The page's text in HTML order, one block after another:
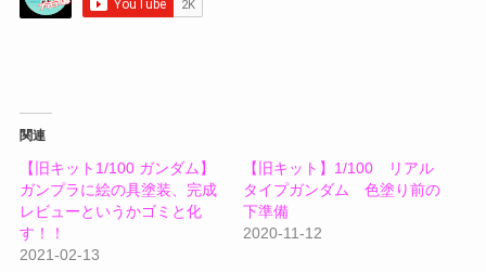
関連
【旧キット1/100 ガンダム】
ガンプラに絵の具塗装、完成
レビューというかゴミと化
す！！
2021-02-13
【旧キット】1/100 リアル
タイプガンダム 色塗り前の
下準備
2020-11-12